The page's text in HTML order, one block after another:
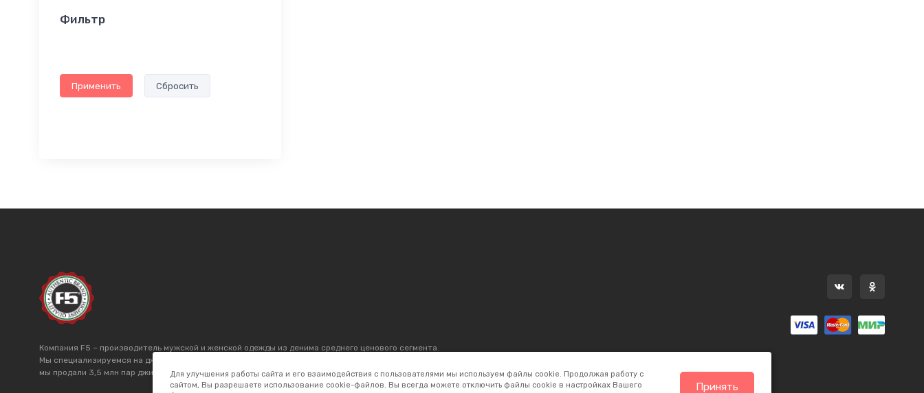
Фильтр
Применить Сбросить
Компания F5 – производитель мужской и женской одежды из денима среднего ценового сегмента.
Мы специализируемся на джинсах более 20 лет и производим товар, который продаётся. С 1996 г.
мы продали 3,5 млн пар джинсов. Мы поставляем джинсы оптом в 300 магазинов по всей России.
Для улучшения работы сайта и его взаимодействия с пользователями мы используем файлы cookie. Продолжая работу с
сайтом, Вы разрешаете использование cookie-файлов. Вы всегда можете отключить файлы cookie в настройках Вашего
Принять